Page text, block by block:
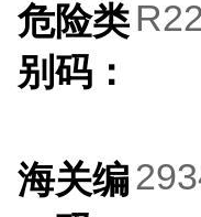
危险类
别码：
海关编